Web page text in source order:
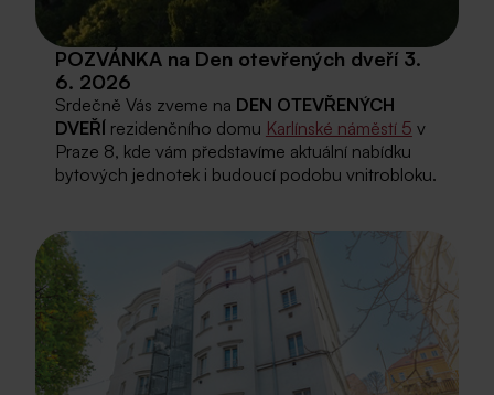
POZVÁNKA na Den otevřených dveří 3.
6. 2026
Srdečně Vás zveme na DEN OTEVŘENÝCH
DVEŘÍ rezidenčního domu Karlínské náměstí 5 v
Praze 8, kde vám představíme aktuální nabídku
bytových jednotek i budoucí podobu vnitrobloku.